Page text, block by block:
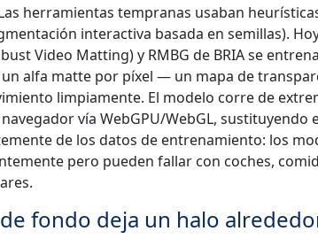
herramientas tempranas usaban
interactiva basada en semillas).
Video Matting) y RMBG de BRIA se
alfa matte por píxel — un mapa de
limpiamente. El modelo corre de
vía WebGPU/WebGL, sustituyendo
de los datos de entrenamiento: los
pero pueden fallar con coches,
fondo deja un halo